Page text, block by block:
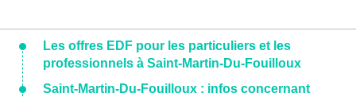
Les offres EDF pour les particuliers et les
professionnels à Saint-Martin-Du-Fouilloux
Saint-Martin-Du-Fouilloux : infos concernant